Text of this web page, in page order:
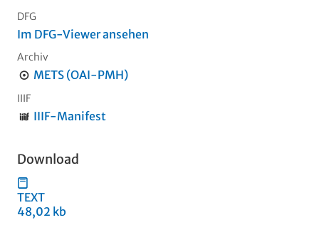
DFG
Im DFG-Viewer ansehen
Archiv
METS (OAI-PMH)
IIIF
IIIF-Manifest
Download
TEXT
48,02 kb